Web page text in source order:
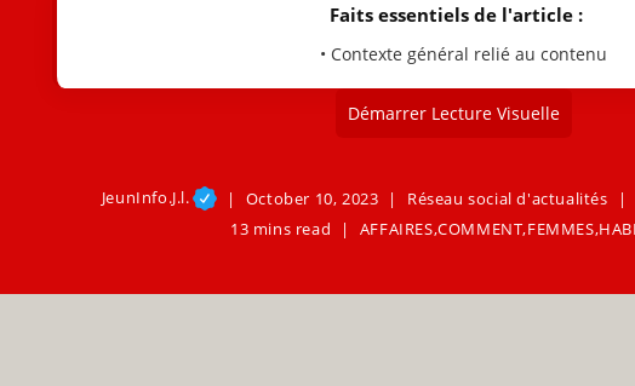
Faits essentiels de l'article :
• Contexte général relié au contenu
Démarrer Lecture Visuelle
JeunInfo.J.l. October 10, 2023 Réseau social d'actualités
13 mins read
AFFAIRES,COMMENT,FEMMES,